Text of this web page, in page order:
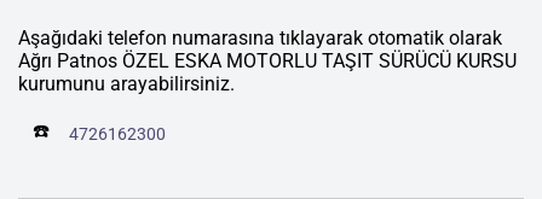
Aşağıdaki telefon numarasına tıklayarak otomatik olarak
Ağrı Patnos ÖZEL ESKA MOTORLU TAŞIT SÜRÜCÜ KURSU
kurumunu arayabilirsiniz.
☎️ 4726162300